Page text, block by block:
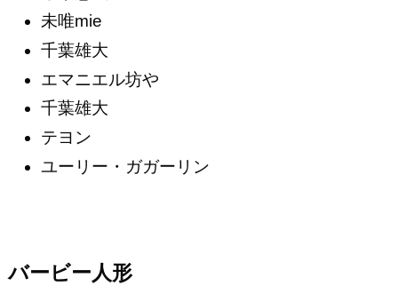
未唯mie
千葉雄大
エマニエル坊や
千葉雄大
テヨン
ユーリー・ガガーリン
バービー人形